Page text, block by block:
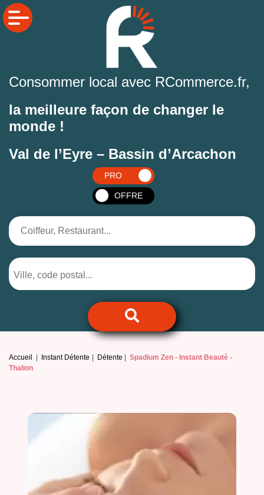
Consommer local avec RCommerce.fr,
la meilleure façon de changer le
monde !
Val de l’Eyre – Bassin d’Arcachon
PRO
OFFRE
Accueil Instant Détente Détente Spadium Zen - Instant Beauté -
Thalion